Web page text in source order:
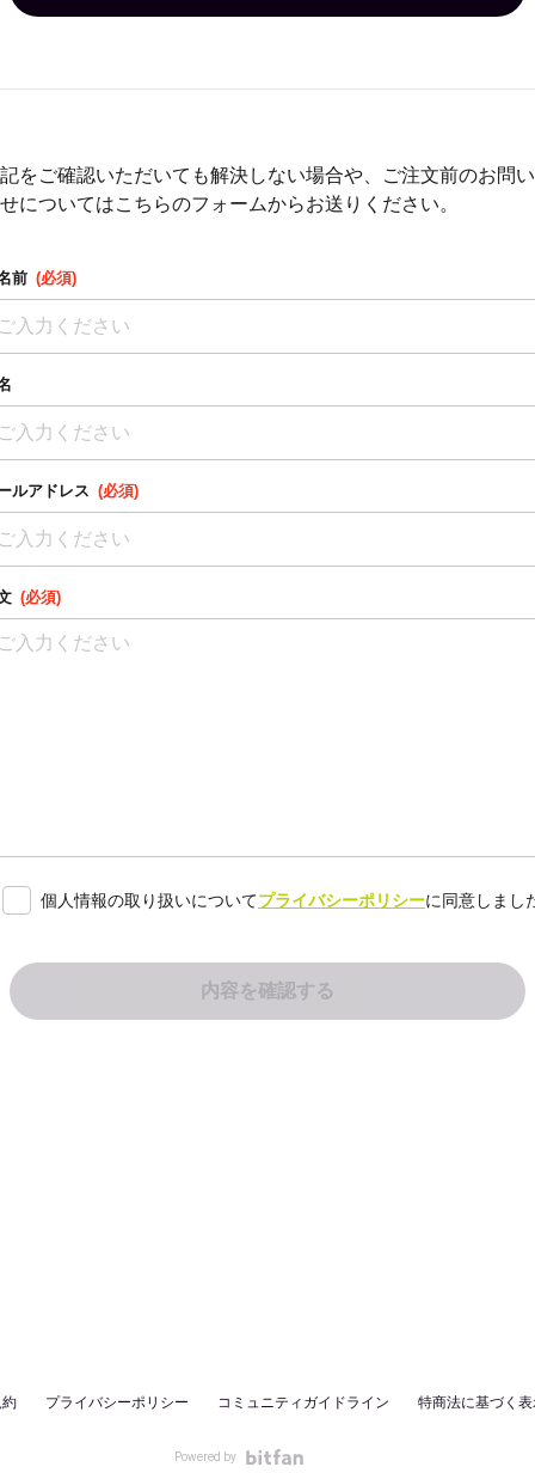
をご確認いただいても解決しない場合や、ご注文前のお問
についてはこちらのフォームからお送りください。
前 (必須)
ルアドレス (必須)
(必須)
個人情報の取り扱いについてプライバシーポリシーに同意しまし
プライバシーポリシー コミュニティガイドライン 特商法に基づく
Powered by